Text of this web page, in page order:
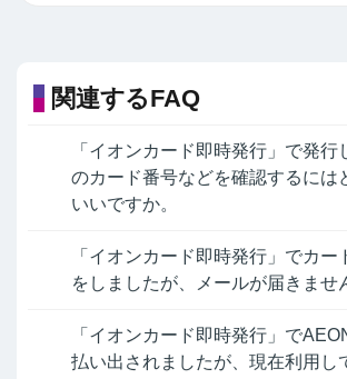
関連するFAQ
「イオンカード即時発行」で発行
のカード番号などを確認するには
いいですか。
「イオンカード即時発行」でカー
をしましたが、メールが届きませ
「イオンカード即時発行」で
払い出されましたが、現在利用し